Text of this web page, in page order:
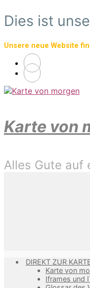
Zum
Hauptinhalt
Dies ist
Unsere neue Website
Karte von
Alles Gute auf
DIREKT ZUR
Karte von
Iframes und